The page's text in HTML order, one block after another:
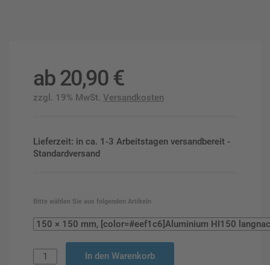
ab20,90 €
zzgl. 19% MwSt. Versandkosten
Lieferzeit: in ca. 1-3 Arbeitstagen versandbereit -
Standardversand
Bitte wählen Sie aus folgenden Artikeln
In den Warenkorb